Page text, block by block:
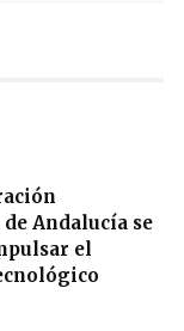
Andalucía se
el